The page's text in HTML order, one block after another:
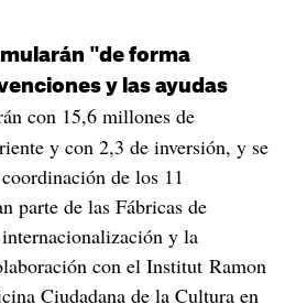
"de forma
y las ayudas
con 15,6 millones de
y con 2,3 de inversión, y se
de los 11
parte de las Fábricas de
y la
con el Institut Ramon
Ciudadana de la Cultura en